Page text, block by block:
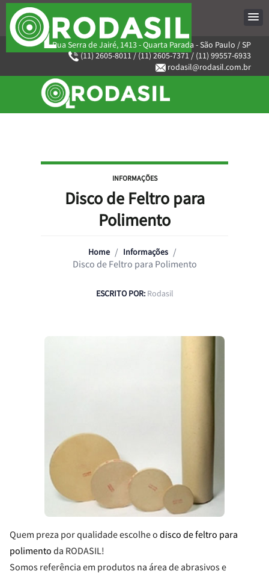
Rua Serra de Jairé, 1413 - Quarta Parada - São Paulo / SP
(11) 2605-8011/(11) 2605-7371/ (11) 99557-6933
rodasil@rodasil.com.br
INFORMAÇÕES
Disco de Feltro para
Polimento
Home / Informações /
Disco de Feltro para Polimento
ESCRITO POR: Rodasil
Quem preza por qualidade escolhe o disco de feltro para
polimento da RODASIL!
Somos referência em produtos na área de abrasivos e